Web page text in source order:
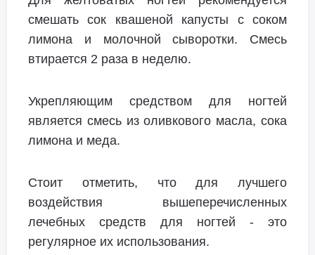
смешать сок квашеной капусты с соком
лимона и молочной сыворотки. Смесь
втирается 2 раза в неделю.
Укрепляющим средством для ногтей
является смесь из оливкового масла, сока
лимона и меда.
Стоит отметить, что для лучшего
воздействия вышеперечисленных
лечебных средств для ногтей - это
регулярное их использования.